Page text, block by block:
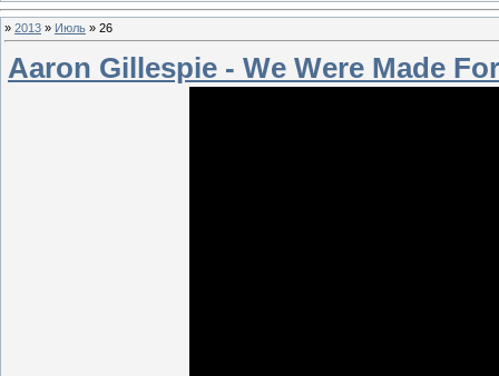
» 2013 » Июль » 26
Aaron Gillespie - We Were Made